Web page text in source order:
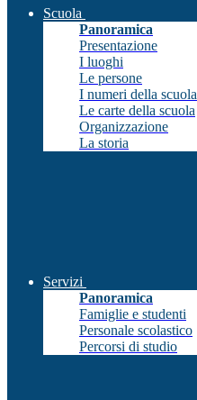
Scuola
Panoramica
Presentazione
I luoghi
Le persone
I numeri della scuola
Le carte della scuola
Organizzazione
La storia
Servizi
Panoramica
Famiglie e studenti
Personale scolastico
Percorsi di studio